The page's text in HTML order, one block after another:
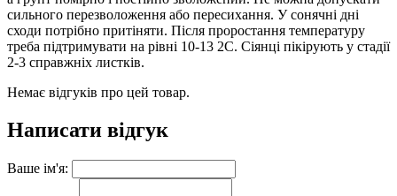
сильного перезволоження або пересихання. У сонячні дні
сходи потрібно притіняти. Після проростання температуру
треба підтримувати на рівні 10-13 2С. Сіянці пікірують у стадії
2-3 справжніх листків.
Немає відгуків про цей товар.
Написати відгук
Ваше ім'я: